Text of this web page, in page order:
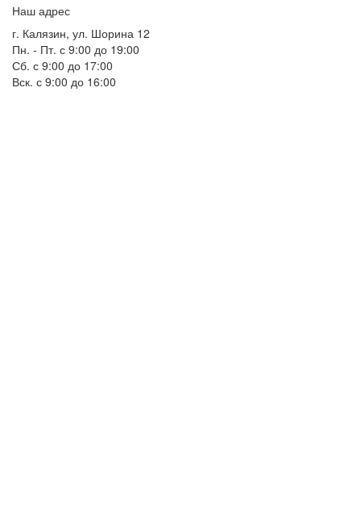
Наш адрес
г. Калязин, ул. Шорина 12
Пн. - Пт. с 9:00 до 19:00
Сб. с 9:00 до 17:00
Вск. с 9:00 до 16:00